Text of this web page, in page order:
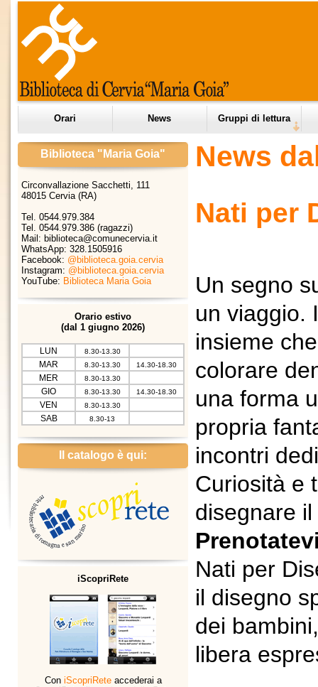
Orari News Gruppi di lettura
Biblioteca "Maria Goia"
Circonvallazione Sacchetti, 111
48015 Cervia (RA)
Tel. 0544.979.384
Tel. 0544.979.386 (ragazzi)
Mail: biblioteca@comunecervia.it
WhatsApp: 328.1505916
Facebook: @biblioteca.goia.cervia
Instagram: @biblioteca.goia.cervia
YouTube: Biblioteca Maria Goia
Orario estivo
(dal 1 giugno 2026)
LUN 8.30-13.30
MAR 8.30-13.30 14.30-18.30
MER 8.30-13.30
GIO 8.30-13.30 14.30-18.30
VEN 8.30-13.30
SAB 8.30-13
Il catalogo è qui:
iScopriRete
Con iScopriReteaccederai a
News
Nati per
Un segno
un viaggio.
insieme
colorare
una forma
propria
incontri
Curiosità e
disegnare
Nati per
il disegno
dei
libera